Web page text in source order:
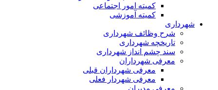
کمیته امور اجتماعی
کمیته آموزشی
شهرداری
شرح وظائف شهرداری
تاریخچه شهرداری
سند چشم انداز شهرداری
معرفی شهرداران
معرفی شهرداران قبلی
معرفی شهردار فعلی